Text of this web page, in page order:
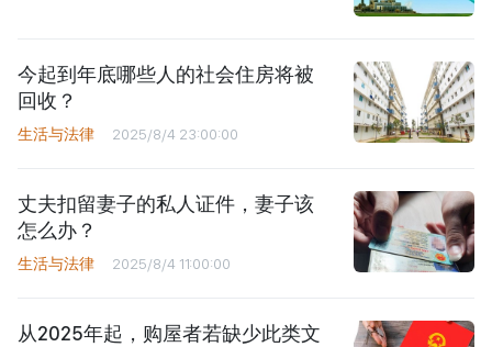
今起到年底哪些人的社会住房将被
回收？
生活与法律 2025/8/4 23:00:00
丈夫扣留妻子的私人证件，妻子该
怎么办？
生活与法律 2025/8/4 11:00:00
从2025年起，购屋者若缺少此类文